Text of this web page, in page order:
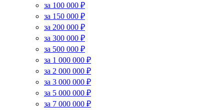
за 100 000 ₽
за 150 000 ₽
за 200 000 ₽
за 300 000 ₽
за 500 000 ₽
за 1 000 000 ₽
за 2 000 000 ₽
за 3 000 000 ₽
за 5 000 000 ₽
за 7 000 000 ₽